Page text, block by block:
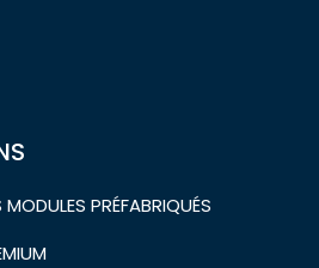
PRÉFABRIQUÉS